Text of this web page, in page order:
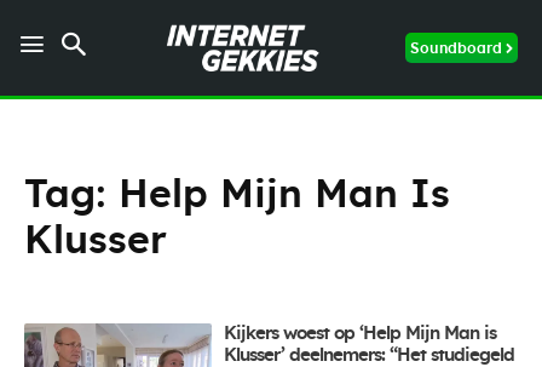
Soundboard
Tag: Help Mijn Man Is
Klusser
Kijkers woest op ‘Help Mijn Man is
Klusser’ deelnemers: “Het studiegeld